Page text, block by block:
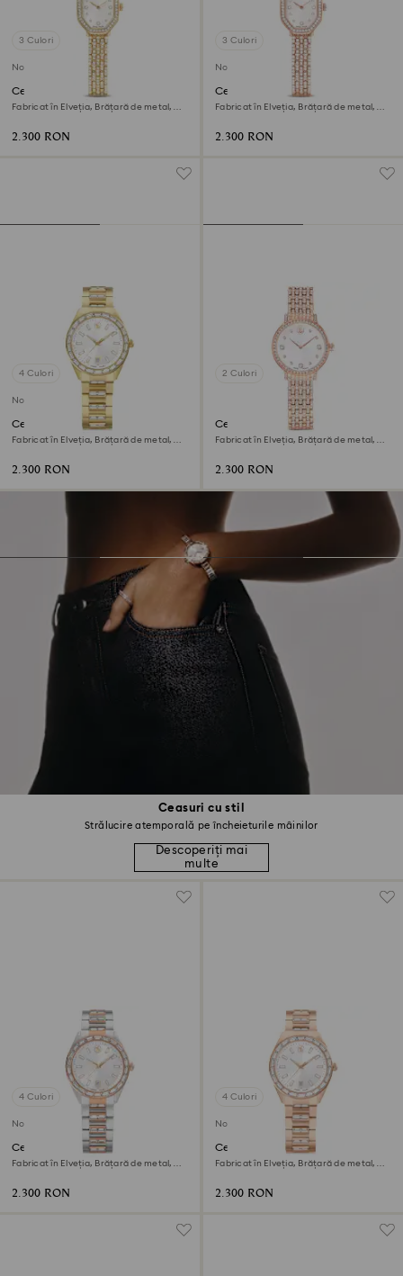
Ceasuri cu stil
Strălucire atemporală pe încheieturile mâinilor
Descoperiți mai
multe
3 Culori
Nou
Ceas Dextera octagon
Fabricat în Elveția, Brățară de metal,
2.300 RON
3 Culori
Nou
Ceas Dextera octagon
Fabricat în Elveția, Brățară de metal,
2.300 RON
4 Culori
Nou
Ceas Matrix date
Fabricat în Elveția, Brățară de metal,
2.300 RON
2 Culori
Ceas Imber
Fabricat în Elveția, Brățară de metal,
2.300 RON
4 Culori
Nou
Ceas Matrix date
Fabricat în Elveția, Brățară de metal,
2.300 RON
4 Culori
Nou
Ceas Matrix date
Fabricat în Elveția, Brățară de metal,
2.300 RON